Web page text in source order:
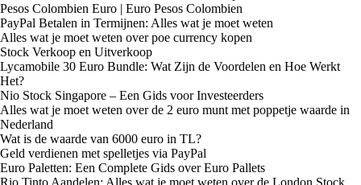
Pesos Colombien Euro | Euro Pesos Colombien
PayPal Betalen in Termijnen: Alles wat je moet weten
Alles wat je moet weten over poe currency kopen
Stock Verkoop en Uitverkoop
Lycamobile 30 Euro Bundle: Wat Zijn de Voordelen en Hoe Werkt
Het?
Nio Stock Singapore – Een Gids voor Investeerders
Alles wat je moet weten over de 2 euro munt met poppetje waarde in
Nederland
Wat is de waarde van 6000 euro in TL?
Geld verdienen met spelletjes via PayPal
Euro Paletten: Een Complete Gids over Euro Pallets
Rio Tinto Aandelen: Alles wat je moet weten over de London Stock